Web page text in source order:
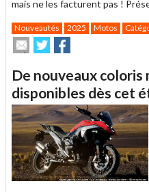
mais ne les facturent pas !
Nouveautés 2025 Motos
Envoyer
cet
à
un
ami
Partager
sur
sur
De nouveaux
disponibles dès cet